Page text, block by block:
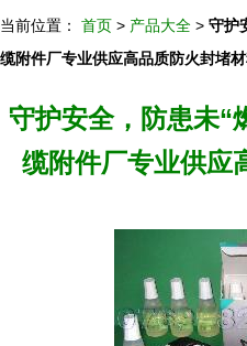
当前位置： 首页 > 产品大全 > 守护
缆附件厂专业供应高品质防火封堵
守护安全，防患未
缆附件厂专业供应